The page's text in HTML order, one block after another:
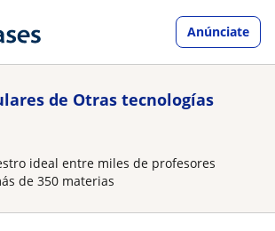
Anúnciate
de Otras tecnologías
ideal entre miles de profesores
de 350 materias